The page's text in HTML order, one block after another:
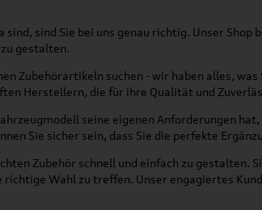
sind Sie bei uns genau richtig. Unser
gestalten.
Zubehörartikeln suchen - wir haben alles,
Herstellern, die für ihre Qualität und
seine eigenen Anforderungen
Sie sicher sein, dass Sie die perfekte
Zubehör schnell und einfach zu gestalten.
Wahl zu treffen. Unser engagiertes